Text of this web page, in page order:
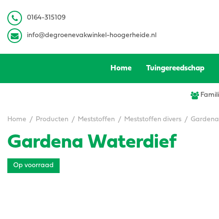
naar
content
Home Producten Meststoffen Meststoffen divers
0164-315109
info@degroenevakwinkel-hoogerheide.nl
Home Tuingereedschap
Gardena Waterdief
Op voorraad